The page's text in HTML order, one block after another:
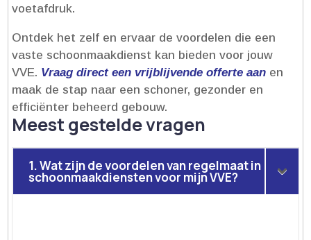
voetafdruk.​
Ontdek het zelf en ervaar de voordelen die een
vaste schoonmaakdienst kan bieden voor jouw
VVE.​ Vraag direct een vrijblijvende offerte aan en
maak de stap naar een schoner, gezonder en
efficiënter beheerd gebouw.​
Meest gestelde vragen
1. Wat zijn de voordelen van regelmaat in
schoonmaakdiensten voor mijn VVE?